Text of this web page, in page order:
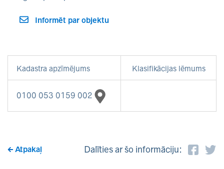
Informēt par objektu
Kadastra apzīmējums Klasifikācijas lēmums
0100 053 0159 002
Atpakaļ Dalīties ar šo informāciju: